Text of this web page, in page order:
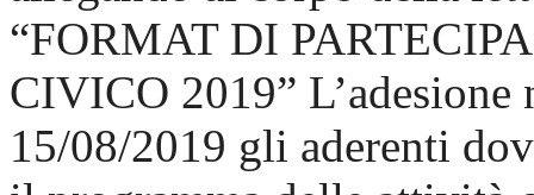
“FORMAT DI
CIVICO 2019”
15/08/2019 gli aderenti